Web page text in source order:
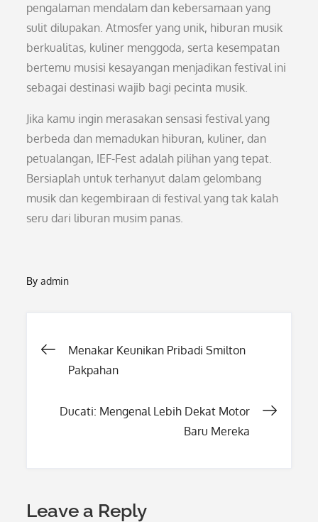
pengalaman mendalam dan kebersamaan yang
sulit dilupakan. Atmosfer yang unik, hiburan musik
berkualitas, kuliner menggoda, serta kesempatan
bertemu musisi kesayangan menjadikan festival ini
sebagai destinasi wajib bagi pecinta musik.
Jika kamu ingin merasakan sensasi festival yang
berbeda dan memadukan hiburan, kuliner, dan
petualangan, IEF-Fest adalah pilihan yang tepat.
Bersiaplah untuk terhanyut dalam gelombang
musik dan kegembiraan di festival yang tak kalah
seru dari liburan musim panas.
Byadmin
Post
Menakar Keunikan Pribadi Smilton
Pakpahan
Ducati: Mengenal Lebih Dekat Motor
Baru Mereka
Leave a Reply